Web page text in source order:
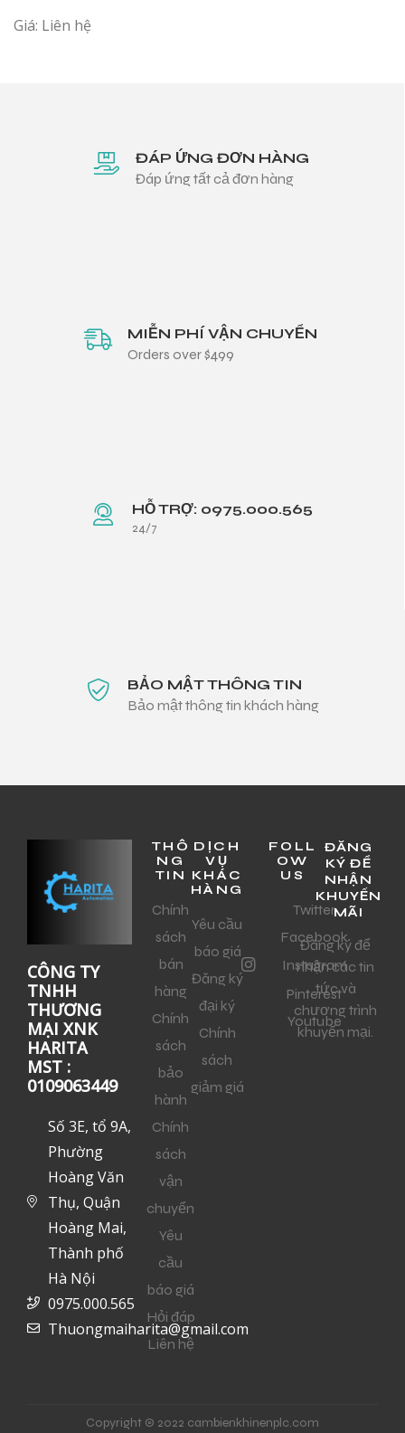
Giá: Liên hệ
ĐÁP ỨNG ĐƠN HÀNG
Đáp ứng tất cả đơn hàng
MIỄN PHÍ VẬN CHUYỂN
Orders over $499
HỖ TRỢ: 0975.000.565
24/7
BẢO MẬT THÔNG TIN
Bảo mật thông tin khách hàng
CÔNG TY
TNHH
THƯƠNG
MẠI XNK
HARITA
MST :
0109063449
Số 3E, tổ 9A,
Phường
Hoàng Văn
Thụ, Quận
Hoàng Mai,
Thành phố
Hà Nội
0975.000.565
Thuongmaiharita@gmail.com
THÔ
NG
TIN
Chính
sách
bán
hàng
Chính
sách
bảo
hành
Chính
sách
vận
chuyển
Yêu
cầu
báo giá
Hỏi đáp
Liên hệ
DỊCH
VỤ
KHÁC
HÀNG
Yêu cầu
báo giá
Đăng ký
đại ký
Chính
sách
giảm giá
FOLL
OW
US
Twitter
Facebook
Instagram
Pinterest
Youtube
ĐĂNG
KÝ ĐỂ
NHẬN
KHUYẾN
MÃI
Đăng ký để
nhận các tin
tức và
chương trình
khuyến mại.
Copyright © 2022 cambienkhinenplc.com